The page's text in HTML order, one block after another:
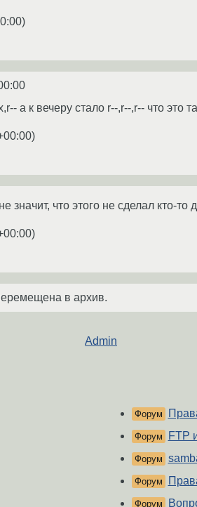
)
а к вечеру стало r--,r--,r-- что это
)
значит, что этого не сделал кто-то
)
в архив.
Admin
Форум
Форум FTP
Форум
Форум
Форум